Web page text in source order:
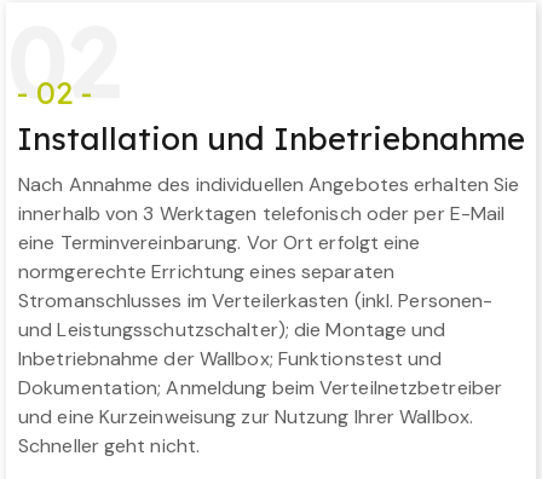
02
- 02 -
Installation und Inbetriebnahme
Nach Annahme des individuellen Angebotes erhalten Sie
innerhalb von 3 Werktagen telefonisch oder per E-Mail
eine Terminvereinbarung. Vor Ort erfolgt eine
normgerechte Errichtung eines separaten
Stromanschlusses im Verteilerkasten (inkl. Personen-
und Leistungsschutzschalter); die Montage und
Inbetriebnahme der Wallbox; Funktionstest und
Dokumentation; Anmeldung beim Verteilnetzbetreiber
und eine Kurzeinweisung zur Nutzung Ihrer Wallbox.
Schneller geht nicht.